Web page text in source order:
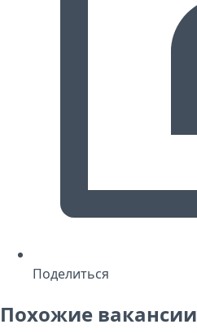
Поделиться
Похожие вакансии